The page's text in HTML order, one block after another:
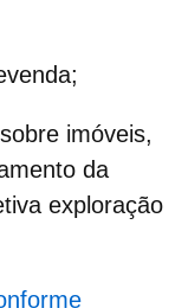
imóveis,
da
exploração